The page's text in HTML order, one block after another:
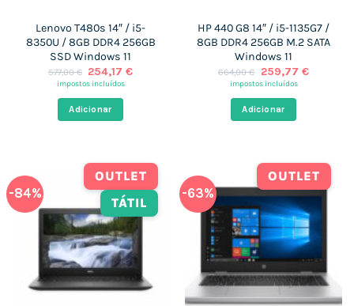
Lenovo T480s 14″ / i5-
8350U / 8GB DDR4 256GB
SSD Windows 11
577,00€ O
preço
era:
577,00 €.
254,17€O
impostos incluídos
Adicionar
HP 440 G8 14″ / i5-1135G7 /
8GB DDR4 256GB M.2 SATA
Windows 11
664,00€
O
preço
era:
664,00 €.
259,77 €O
impostos incluídos
Adicionar
-84%
OUTLET
TÁTIL
-63%
OUTLET